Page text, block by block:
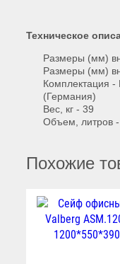
Техническое
Размеры (мм)
Размеры (мм)
Комплектация -
(Германия)
Вес, кг - 39
Объем, литров -
Похожие